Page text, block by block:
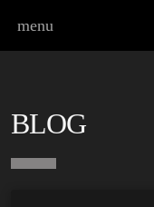
menu
BLOG